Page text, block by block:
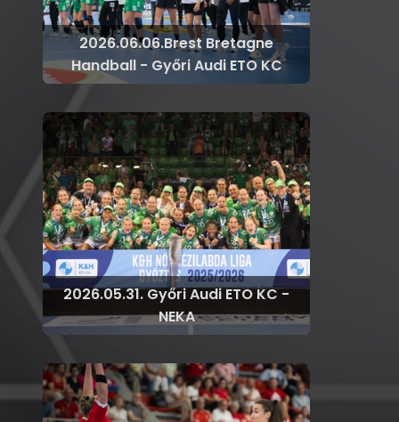
2026.06.06.Brest Bretagne
Handball - Győri Audi ETO KC
2026.05.31. Győri Audi ETO KC -
NEKA